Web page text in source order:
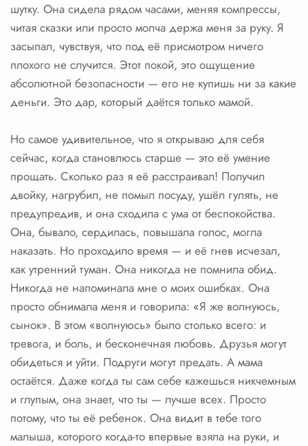
шутку. Она сидела рядом часами, меняя компрессы,
читая сказки или просто молча держа меня за руку. Я
засыпал, чувствуя, что под её присмотром ничего
плохого не случится. Этот покой, это ощущение
абсолютной безопасности — его не купишь ни за какие
деньги. Это дар, который даётся только мамой.
Но самое удивительное, что я открываю для себя
сейчас, когда становлюсь старше — это её умение
прощать. Сколько раз я её расстраивал! Получил
двойку, нагрубил, не помыл посуду, ушёл гулять, не
предупредив, и она сходила с ума от беспокойства.
Она, бывало, сердилась, повышала голос, могла
наказать. Но проходило время — и её гнев исчезал,
как утренний туман. Она никогда не помнила обид.
Никогда не напоминала мне о моих ошибках. Она
просто обнимала меня и говорила: «Я же волнуюсь,
сынок». В этом «волнуюсь» было столько всего: и
тревога, и боль, и бесконечная любовь. Друзья могут
обидеться и уйти. Подруги могут предать. А мама
остаётся. Даже когда ты сам себе кажешься никчемным
и глупым, она знает, что ты — лучше всех. Просто
потому, что ты её ребенок. Она видит в тебе того
малыша, которого когда-то впервые взяла на руки, и